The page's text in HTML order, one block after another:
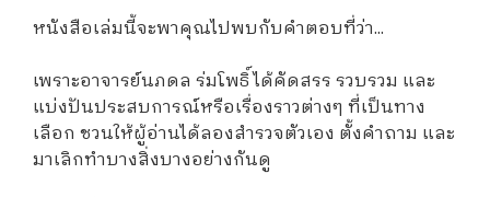
หนังสือเล่มนี้จะพาคุณไปพบกับคำตอบที่ว่า...
เพราะอาจารย์นภดล ร่มโพธิ์ ได้คัดสรร รวบรวม และ
แบ่งปันประสบการณ์หรือเรื่องราวต่างๆ ที่เป็นทาง
เลือก ชวนให้ผู้อ่านได้ลองสำรวจตัวเอง ตั้งคำถาม และ
มาเลิกทำบางสิ่งบางอย่างกันดู